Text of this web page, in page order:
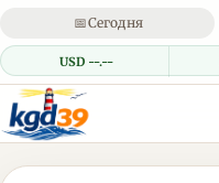
📅Сегодня
USD --.--